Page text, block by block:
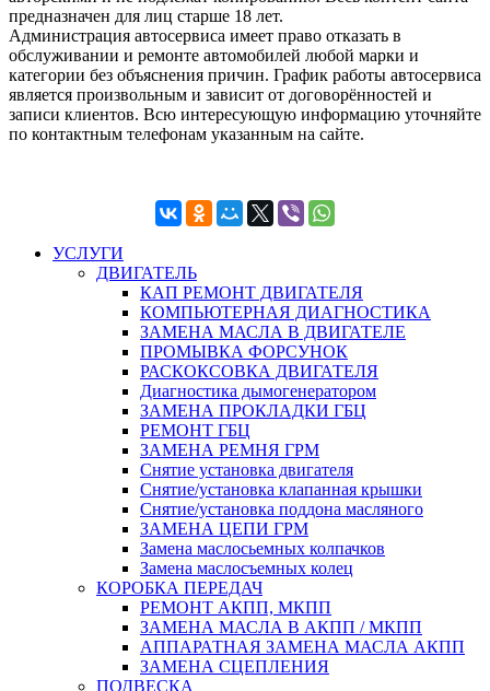
предназначен для лиц старше 18 лет.
Администрация автосервиса имеет право отказать в
обслуживании и ремонте автомобилей любой марки и
категории без объяснения причин. График работы автосервиса
является произвольным и зависит от договорённостей и
записи клиентов. Всю интересующую информацию уточняйте
по контактным телефонам указанным на сайте.
УСЛУГИ
ДВИГАТЕЛЬ
КАП РЕМОНТ ДВИГАТЕЛЯ
КОМПЬЮТЕРНАЯ ДИАГНОСТИКА
ЗАМЕНА МАСЛА В ДВИГАТЕЛЕ
ПРОМЫВКА ФОРСУНОК
РАСКОКСОВКА ДВИГАТЕЛЯ
Диагностика дымогенератором
ЗАМЕНА ПРОКЛАДКИ ГБЦ
РЕМОНТ ГБЦ
ЗАМЕНА РЕМНЯ ГРМ
Снятие установка двигателя
Cнятие/установка клапанная крышки
Cнятие/установка поддона масляного
ЗАМЕНА ЦЕПИ ГРМ
Замена маслосьемных колпачков
Замена маслосъемных колец
КОРОБКА ПЕРЕДАЧ
РЕМОНТ АКПП, МКПП
ЗАМЕНА МАСЛА В АКПП / МКПП
АППАРАТНАЯ ЗАМЕНА МАСЛА АКПП
ЗАМЕНА СЦЕПЛЕНИЯ
ПОДВЕСКА